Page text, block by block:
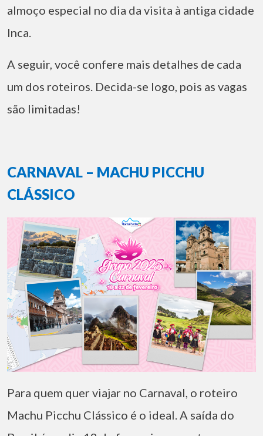
almoço especial no dia da visita à antiga cidade
Inca.
A seguir, você confere mais detalhes de cada
um dos roteiros. Decida-se logo, pois as vagas
são limitadas!
CARNAVAL – MACHU PICCHU
CLÁSSICO
Para quem quer viajar no Carnaval, o roteiro
Machu Picchu Clássico é o ideal. A saída do